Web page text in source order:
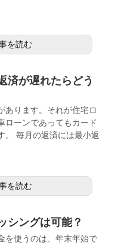
を読む
済が遅れたらどう
あります。それが住宅ロ
ローンであってもカード
。 毎月の返済には最小返
を読む
シングは可能？
を使うのは、年末年始で